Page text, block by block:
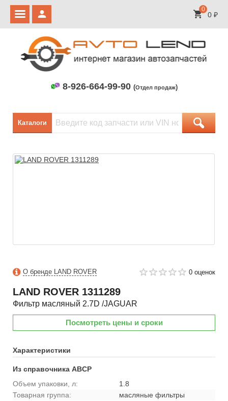
0
0 ₽
8-926-664-99-90 (Отдел продаж)
Каталоги
О бренде LAND ROVER 0 оценок
LAND ROVER 1311289
Фильтр масляный 2.7D /JAGUAR
Посмотреть цены и сроки
Характеристики
Из справочника ABCP
Объем упаковки, л:
1.8
Товарная группа:
масляные фильтры